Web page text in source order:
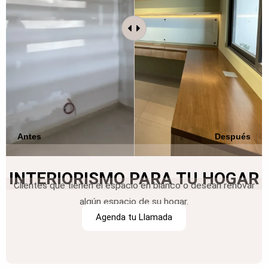
Antes Después
INTERIORISMO PARA TU HOGAR
Clientes que tienen el espacio en blanco o desean renovar
algún espacio de su hogar.
Agenda tu Llamada